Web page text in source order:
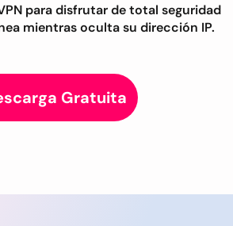
para disfrutar de total seguridad
mientras oculta su dirección IP.
Gratuita